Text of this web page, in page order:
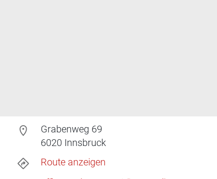
Grabenweg 69
6020 Innsbruck
Route anzeigen